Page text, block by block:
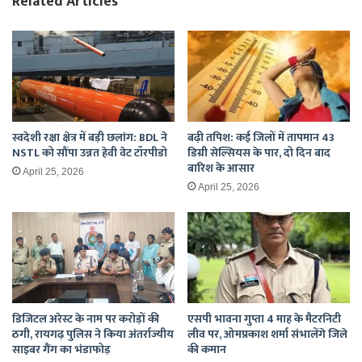
एक
स्वदेशी रक्षा क्षेत्र में बड़ी छलांग: BDL ने
NSTL को सौंपा उन्नत हेवी वेट टॉरपीडो
April 25, 2026
बढ़ी तपिश: कई जिलों में तापमान 43
डिग्री सेल्सियस के पार, दो दिन बाद
बारिश के आसार
April 25, 2026
डिजिटल अरेस्ट के नाम पर करोड़ों की
ठगी, रायगढ़ पुलिस ने किया अंतर्राज्यीय
साइबर गैंग का भंडाफोड़
एसपी भावना गुप्ता 4 माह के मैटरनिटी
लीव पर, ओमप्रकाश शर्मा संभालेंगे जिले
की कमान